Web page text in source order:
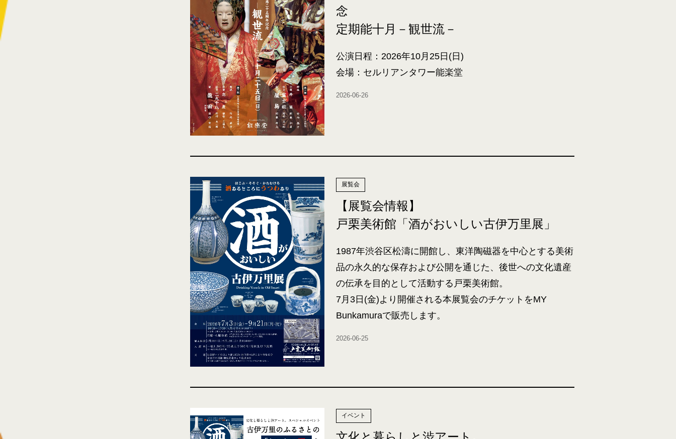
念
定期能十月－観世流－
公演日程：2026年10月25日(日)
会場：セルリアンタワー能楽堂
2026-06-26
展覧会
【展覧会情報】
戸栗美術館「酒がおいしい古伊万里展」
1987年渋谷区松濤に開館し、東洋陶磁器を中心とする美術
品の永久的な保存および公開を通じた、後世への文化遺産
の伝承を目的として活動する戸栗美術館。
7月3日(金)より開催される本展覧会のチケットをMY
Bunkamuraで販売します。
2026-06-25
イベント